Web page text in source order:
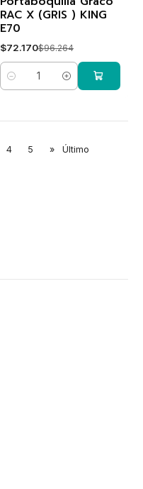
OFF
RAC X (GRIS ) KING
E70
$72.170$96.264
Cantidad
4 5 » Último